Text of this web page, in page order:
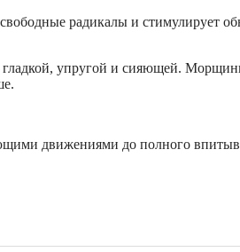
радикалы и стимулирует
гладкой, упругой и сияющей.
движениями до полного